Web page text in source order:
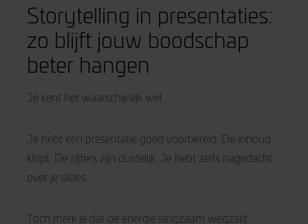
Storytelling in presentaties:
zo blijft jouw boodschap
beter hangen
Je kent het waarschijnlijk wel.
Je hebt een presentatie goed voorbereid. De inhoud
klopt. De cijfers zijn duidelijk. Je hebt zelfs nagedacht
over je slides.
Toch merk je dat de energie langzaam wegzakt.